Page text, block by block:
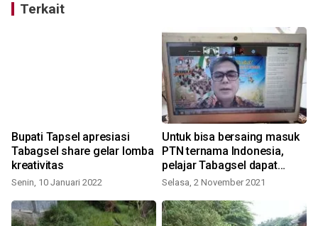
Terkait
Bupati Tapsel apresiasi
Tabagsel share gelar lomba
kreativitas
Senin, 10 Januari 2022
Untuk bisa bersaing masuk
PTN ternama Indonesia,
pelajar Tabagsel dapat
bimbel gratis
Selasa, 2 November 2021